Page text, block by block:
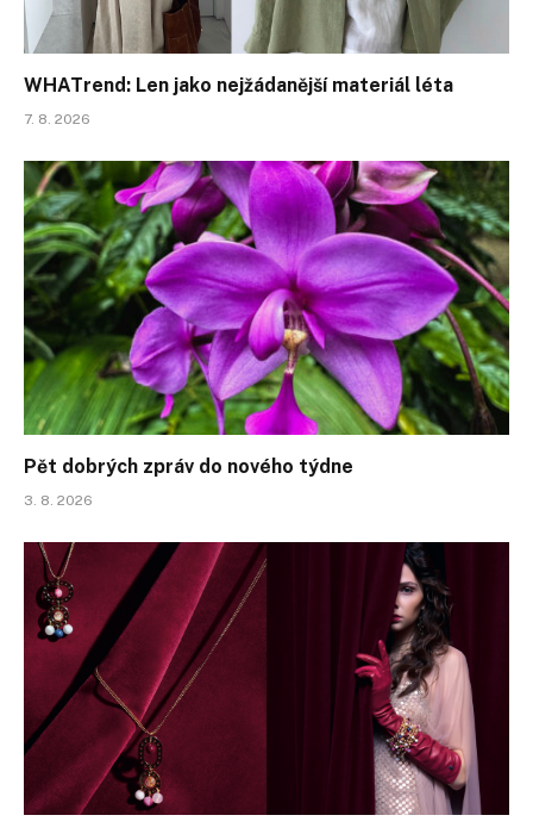
WHATrend: Len jako nejžádanější materiál léta
7. 8. 2026
Pět dobrých zpráv do nového týdne
3. 8. 2026